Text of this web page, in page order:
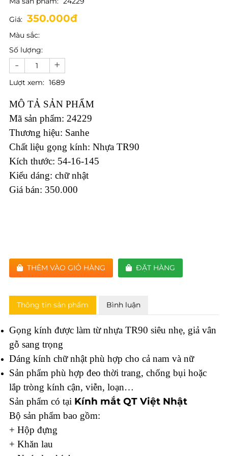
Giá: 350.000đ
Màu sắc:
Số lượng:
- +
Lượt xem: 1689
MÔ TẢ SẢN PHẨM
Mã sản phẩm: 24229
Thương hiệu: Sanhe
Chất liệu gọng kính: Nhựa TR90
Kích thước: 54-16-145
Kiểu dáng: chữ nhật
Giá bán: 350.000
THÊM VÀO GIỎ HÀNG ĐẶT HÀNG
Thông tin sản phẩm Bình luận
Gọng kính được làm từ nhựa TR90 siêu nhẹ, giả vân
gỗ sang trọng
Dáng kính chữ nhật phù hợp cho cả nam và nữ
Sản phẩm phù hợp đeo thời trang, chống bụi hoặc
lắp tròng kính cận, viễn, loạn…
Sản phẩm có tại Kính mắt QT Việt Nhật
Bộ sản phẩm bao gồm:
+ Hộp đựng
+ Khăn lau